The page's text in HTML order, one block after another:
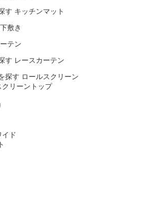
キッチンマット
敷き
テン
レースカーテン
ロールスクリーン
クリーントップ
ド